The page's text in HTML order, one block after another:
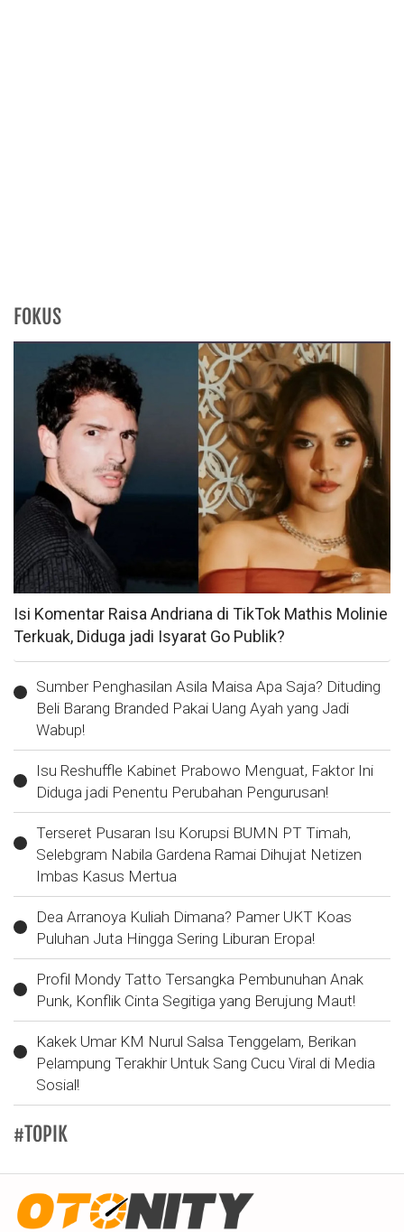
FOKUS
Isi Komentar Raisa Andriana di TikTok Mathis Molinie
Terkuak, Diduga jadi Isyarat Go Publik?
Sumber Penghasilan Asila Maisa Apa Saja? Dituding
Beli Barang Branded Pakai Uang Ayah yang Jadi
Wabup!
Isu Reshuffle Kabinet Prabowo Menguat, Faktor Ini
Diduga jadi Penentu Perubahan Pengurusan!
Terseret Pusaran Isu Korupsi BUMN PT Timah,
Selebgram Nabila Gardena Ramai Dihujat Netizen
Imbas Kasus Mertua
Dea Arranoya Kuliah Dimana? Pamer UKT Koas
Puluhan Juta Hingga Sering Liburan Eropa!
Profil Mondy Tatto Tersangka Pembunuhan Anak
Punk, Konflik Cinta Segitiga yang Berujung Maut!
Kakek Umar KM Nurul Salsa Tenggelam, Berikan
Pelampung Terakhir Untuk Sang Cucu Viral di Media
Sosial!
#TOPIK